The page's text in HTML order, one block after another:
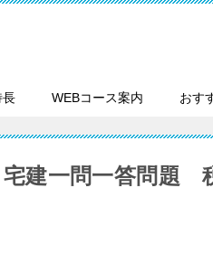
長 WEBコース案内 おす
宅建一問一答問題